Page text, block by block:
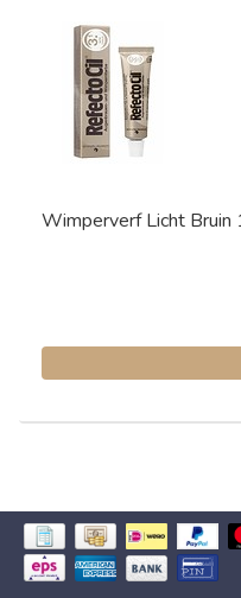
Wimperverf Licht Bruin